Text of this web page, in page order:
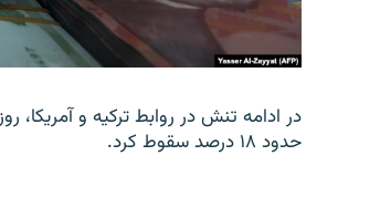
در ادامه تنش در روابط ترکیه و آمریکا،
حدود ۱۸ درصد سقوط کرد.